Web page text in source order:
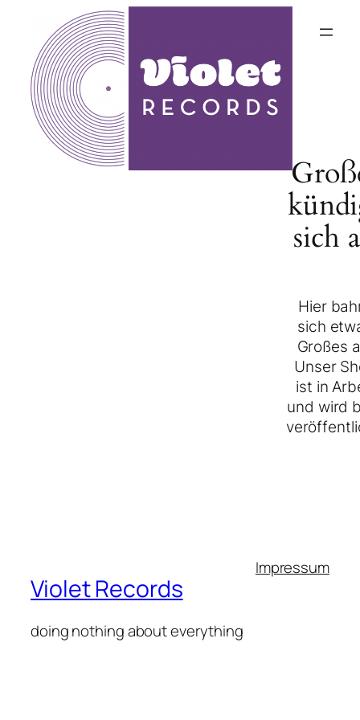
sich
Hier
sich
Großes
Unser
ist in
und wird
Violet Records
doing nothing about everything
Impressum